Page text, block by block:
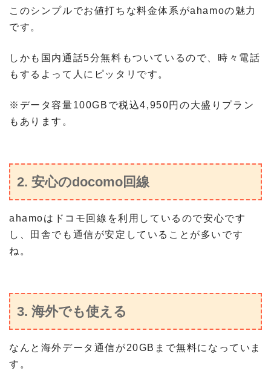
このシンプルでお値打ちな料金体系がahamoの魅力
です。
しかも国内通話5分無料もついているので、時々電話
もするよって人にピッタリです。
※データ容量100GBで税込4,950円の大盛りプラン
もあります。
2. 安心のdocomo回線
ahamoはドコモ回線を利用しているので安心です
し、田舎でも通信が安定していることが多いです
ね。
3. 海外でも使える
なんと海外データ通信が20GBまで無料になっていま
す。